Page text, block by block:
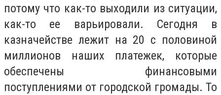
потому что как-то выходили из ситуации,
как-то ее варьировали. Сегодня в
казначействе лежит на 20 с половиной
миллионов наших платежек, которые
обеспечены финансовыми
поступлениями от городской громады. То